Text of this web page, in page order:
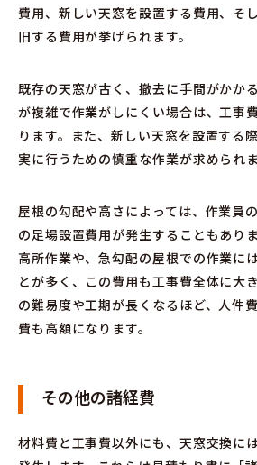
費用、新しい天窓を設置する費用、そ
旧する費用が挙げられます。
既存の天窓が古く、撤去に手間がかか
が複雑で作業がしにくい場合は、工事
ります。また、新しい天窓を設置する
実に行うための慎重な作業が求められま
屋根の勾配や高さによっては、作業員
の足場設置費用が発生することもあり
高所作業や、急勾配の屋根での作業に
とが多く、この費用も工事費全体に大
の難易度や工期が長くなるほど、人件
費も高額になります。
その他の諸経費
材料費と工事費以外にも、天窓交換に